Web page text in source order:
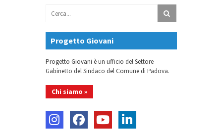
Progetto Giovani
Progetto Giovani è un ufficio del Settore
Gabinetto del Sindaco del Comune di Padova.
Chi siamo »